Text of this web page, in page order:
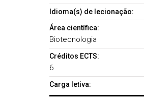
Idioma(s) de lecionação:
Área científica:
Biotecnologia
Créditos ECTS:
6
Carga letiva: